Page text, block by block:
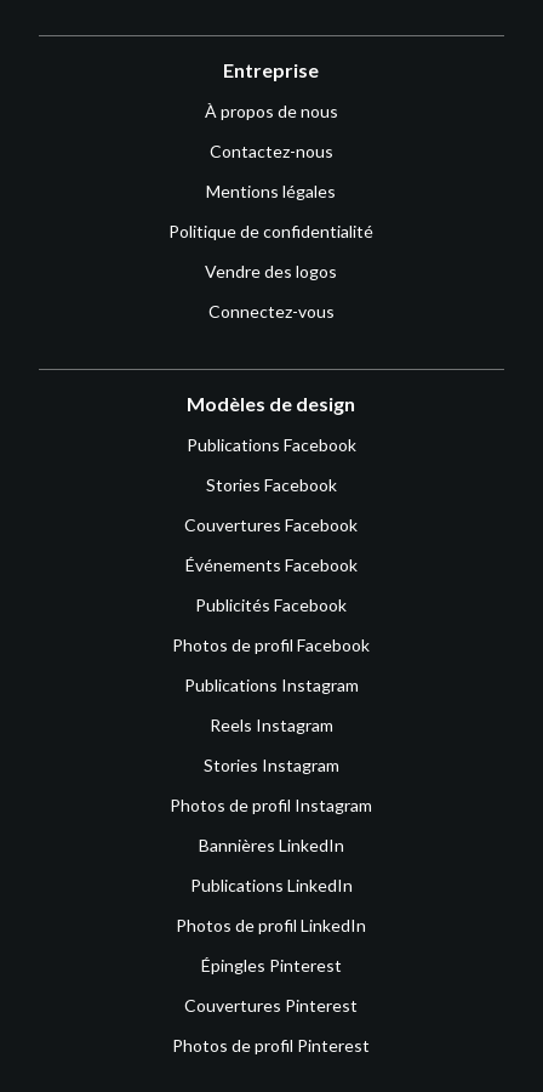
Entreprise
À propos de nous
Contactez-nous
Mentions légales
Politique de confidentialité
Vendre des logos
Connectez-vous
Modèles de design
Publications Facebook
Stories Facebook
Couvertures Facebook
Événements Facebook
Publicités Facebook
Photos de profil Facebook
Publications Instagram
Reels Instagram
Stories Instagram
Photos de profil Instagram
Bannières LinkedIn
Publications LinkedIn
Photos de profil LinkedIn
Épingles Pinterest
Couvertures Pinterest
Photos de profil Pinterest